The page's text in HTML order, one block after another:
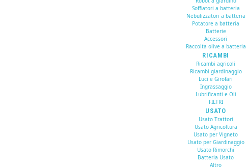
Soffiatori a batteria
Nebulizzatori a batteria
Potatore a batteria
Batterie
Accessori
Raccolta olive a batteria
RICAMBI
Ricambi agricoli
Ricambi giardinaggio
Luci e Girofari
Ingrassaggio
Lubrificanti e Oli
FILTRI
USATO
Usato Trattori
Usato Agricoltura
Usato per Vigneto
Usato per Giardinaggio
Usato Rimorchi
Batteria Usato
Altro